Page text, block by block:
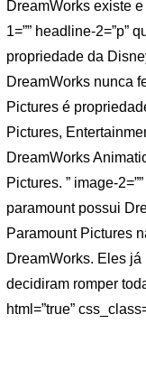
DreamWorks existe
1=”” headline-2=”p”
propriedade da
DreamWorks nunca
Pictures é
Pictures,
DreamWorks
Pictures. ” image-
paramount possui
Paramount Pictures
DreamWorks. Eles
decidiram romper
html=”true”